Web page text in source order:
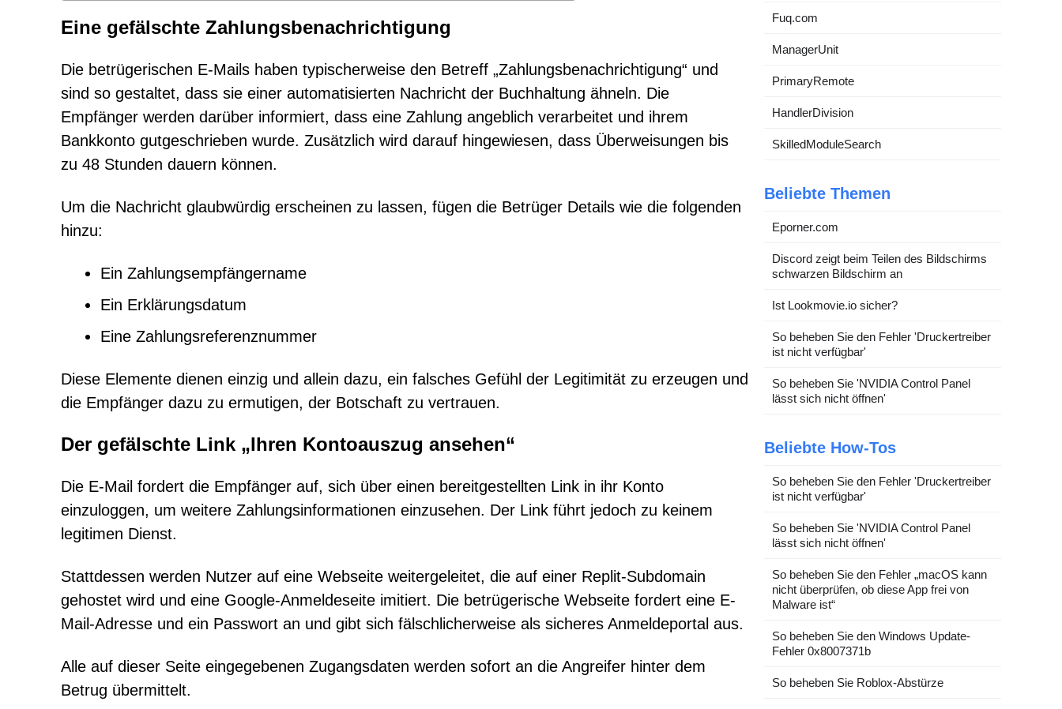
Eine gefälschte Zahlungsbenachrichtigung
Die betrügerischen E-Mails haben typischerweise den Betreff „Zahlungsbenachrichtigung“ und
sind so gestaltet, dass sie einer automatisierten Nachricht der Buchhaltung ähneln. Die
Empfänger werden darüber informiert, dass eine Zahlung angeblich verarbeitet und ihrem
Bankkonto gutgeschrieben wurde. Zusätzlich wird darauf hingewiesen, dass Überweisungen bis
zu 48 Stunden dauern können.
Um die Nachricht glaubwürdig erscheinen zu lassen, fügen die Betrüger Details wie die folgenden
hinzu:
Ein Zahlungsempfängername
Ein Erklärungsdatum
Eine Zahlungsreferenznummer
Diese Elemente dienen einzig und allein dazu, ein falsches Gefühl der Legitimität zu erzeugen und
die Empfänger dazu zu ermutigen, der Botschaft zu vertrauen.
Der gefälschte Link „Ihren Kontoauszug ansehen“
Die E-Mail fordert die Empfänger auf, sich über einen bereitgestellten Link in ihr Konto
einzuloggen, um weitere Zahlungsinformationen einzusehen. Der Link führt jedoch zu keinem
legitimen Dienst.
Stattdessen werden Nutzer auf eine Webseite weitergeleitet, die auf einer Replit-Subdomain
gehostet wird und eine Google-Anmeldeseite imitiert. Die betrügerische Webseite fordert eine E-
Mail-Adresse und ein Passwort an und gibt sich fälschlicherweise als sicheres Anmeldeportal aus.
Alle auf dieser Seite eingegebenen Zugangsdaten werden sofort an die Angreifer hinter dem
Betrug übermittelt.
Fuq.com
ManagerUnit
PrimaryRemote
HandlerDivision
SkilledModuleSearch
Beliebte Themen
Eporner.com
Discord zeigt beim Teilen des Bildschirms
schwarzen Bildschirm an
Ist Lookmovie.io sicher?
So beheben Sie den Fehler 'Druckertreiber
ist nicht verfügbar'
So beheben Sie 'NVIDIA Control Panel
lässt sich nicht öffnen'
Beliebte How-Tos
So beheben Sie den Fehler 'Druckertreiber
ist nicht verfügbar'
So beheben Sie 'NVIDIA Control Panel
lässt sich nicht öffnen'
So beheben Sie den Fehler „macOS kann
nicht überprüfen, ob diese App frei von
Malware ist“
So beheben Sie den Windows Update-
Fehler 0x8007371b
So beheben Sie Roblox-Abstürze